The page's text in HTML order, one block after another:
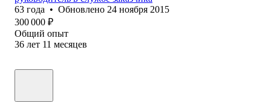
63 года • Обновлено 24 ноября 2015
300 000 ₽
Общий опыт
36 лет 11 месяцев